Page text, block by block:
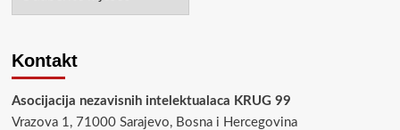
Kontakt
Asocijacija nezavisnih intelektualaca KRUG 99
Vrazova 1, 71000 Sarajevo, Bosna i Hercegovina